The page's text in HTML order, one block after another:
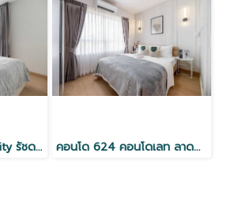
โครงการ Ratchada City รัชดา18 ใกล้ MRT ห้วยขวาง คอนโด 624 คอนโดเลท ลาดพร้าว